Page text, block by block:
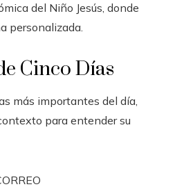
del Niño Jesús, donde
personalizada.
Cinco Días
más importantes del día,
para entender su